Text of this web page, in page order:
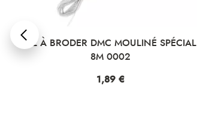
FIL À BRODER DMC MOULINÉ SPÉCIAL
8M 0002
Prix
1,89 €